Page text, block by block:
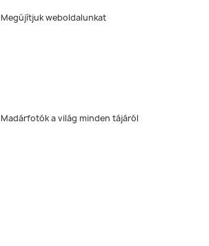
Megújítjuk weboldalunkat
Madárfotók a világ minden tájáról